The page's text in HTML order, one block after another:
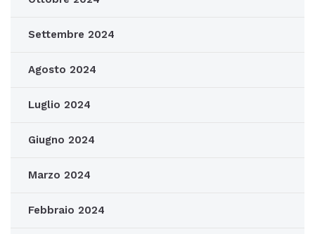
Settembre 2024
Agosto 2024
Luglio 2024
Giugno 2024
Marzo 2024
Febbraio 2024